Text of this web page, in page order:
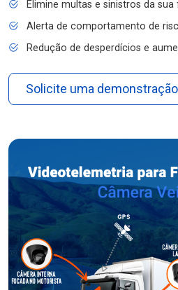
Elimine multas e sinistros da
Alerta de comportamento de
Redução de desperdícios e
Solicite uma demonstração